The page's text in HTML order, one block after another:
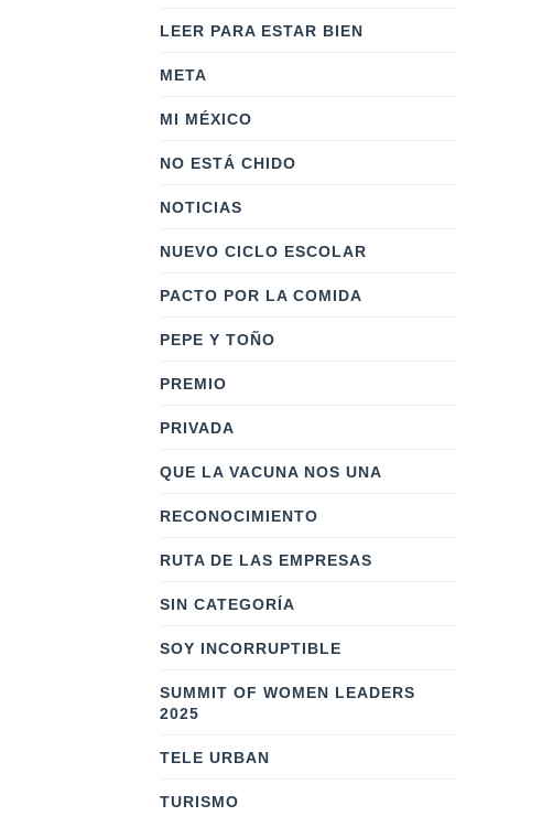
LEER PARA ESTAR BIEN
META
MI MÉXICO
NO ESTÁ CHIDO
NOTICIAS
NUEVO CICLO ESCOLAR
PACTO POR LA COMIDA
PEPE Y TOÑO
PREMIO
PRIVADA
QUE LA VACUNA NOS UNA
RECONOCIMIENTO
RUTA DE LAS EMPRESAS
SIN CATEGORÍA
SOY INCORRUPTIBLE
SUMMIT OF WOMEN LEADERS
2025
TELE URBAN
TURISMO